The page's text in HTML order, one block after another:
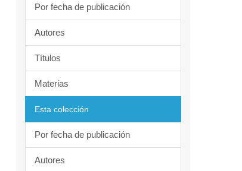
Por fecha de publicación
Autores
Títulos
Materias
Esta colección
Por fecha de publicación
Autores